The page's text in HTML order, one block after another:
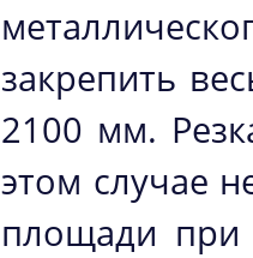
закрепить
2100 мм.
этом случае
площади при